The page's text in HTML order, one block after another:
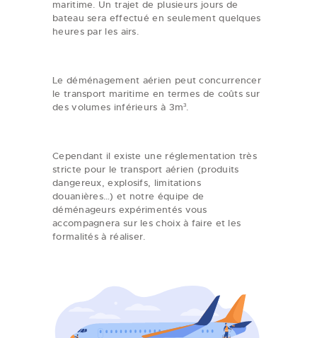
maritime. Un trajet de plusieurs jours de
bateau sera effectué en seulement quelques
heures par les airs.
Le déménagement aérien peut concurrencer
le transport maritime en termes de coûts sur
des volumes inférieurs à 3m³.
Cependant il existe une réglementation très
stricte pour le transport aérien (produits
dangereux, explosifs, limitations
douanières…) et notre équipe de
déménageurs expérimentés vous
accompagnera sur les choix à faire et les
formalités à réaliser.